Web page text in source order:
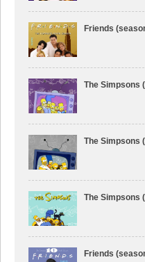
Friends
The Simpsons
The Simpsons
The Simpsons
Friends